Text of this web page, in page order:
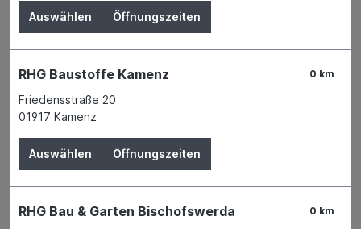
Auswählen Öffnungszeiten
0 km
RHG Baustoffe Kamenz
Friedensstraße 20
01917 Kamenz
Auswählen Öffnungszeiten
0 km
RHG Bau & Garten Bischofswerda